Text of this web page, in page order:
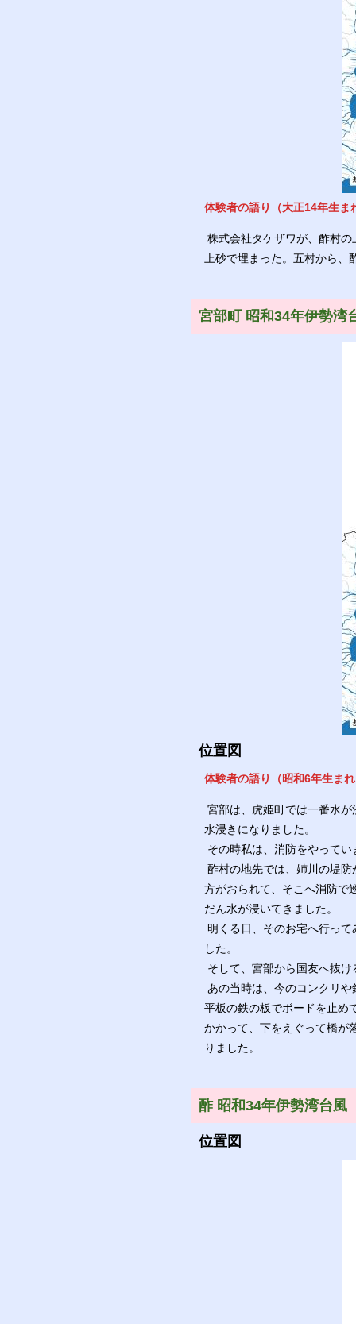
体験者の語り（大正14年生ま
株式会社タケザワが、酢村
上砂で埋まった。五村から
宮部町 昭和34年伊勢湾
位置図
体験者の語り（昭和6年生ま
宮部は、虎姫町では一番水
水浸きになりました。
その時私は、消防をやってい
酢村の地先では、姉川の堤
方がおられて、そこへ消防で
だん水が浸いてきました。
明くる日、そのお宅へ行っ
した。
そして、宮部から国友へ抜
あの当時は、今のコンクリ
平板の鉄の板でボードを止め
かかって、下をえぐって橋が
りました。
酢 昭和34年伊勢湾台風
位置図